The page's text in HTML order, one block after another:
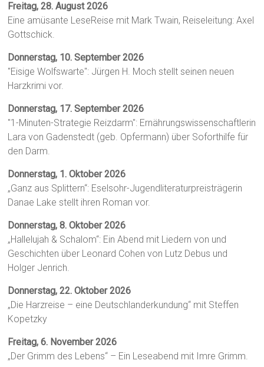
Freitag, 28. August 2026
Eine amüsante LeseReise mit Mark Twain, Reiseleitung: Axel
Gottschick.
Donnerstag, 10. September 2026
"Eisige Wolfswarte": Jürgen H. Moch stellt seinen neuen
Harzkrimi vor.
Donnerstag, 17. September 2026
"1-Minuten-Strategie Reizdarm": Ernährungswissenschaftlerin
Lara von Gadenstedt (geb. Opfermann) über Soforthilfe für
den Darm.
Donnerstag, 1. Oktober 2026
„Ganz aus Splittern“: Eselsohr-Jugendliteraturpreisträgerin
Danae Lake stellt ihren Roman vor.
Donnerstag, 8. Oktober 2026
„Hallelujah & Schalom“: Ein Abend mit Liedern von und
Geschichten über Leonard Cohen von Lutz Debus und
Holger Jenrich.
Donnerstag, 22. Oktober 2026
„Die Harzreise – eine Deutschlanderkundung“ mit Steffen
Kopetzky
Freitag, 6. November 2026
„Der Grimm des Lebens“ – Ein Leseabend mit Imre Grimm.